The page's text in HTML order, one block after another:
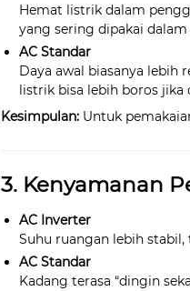
Hemat listrik dalam
yang sering dipakai
AC Standar
Daya awal biasanya lebih
listrik bisa lebih boros
Kesimpulan: Untuk
3. Kenyamanan
AC Inverter
Suhu ruangan lebih
AC Standar
Kadang terasa “dingin